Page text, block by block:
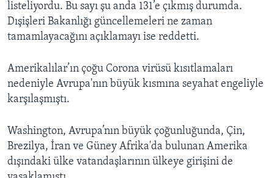
listeliyordu. Bu sayı şu anda 131’e çıkmış durumda.
Dışişleri Bakanlığı güncellemeleri ne zaman
tamamlayacağını açıklamayı ise reddetti.
Amerikalılar’ın çoğu Corona virüsü kısıtlamaları
nedeniyle Avrupa'nın büyük kısmına seyahat engeliyle
karşılaşmıştı.
Washington, Avrupa’nın büyük çoğunluğunda, Çin,
Brezilya, İran ve Güney Afrika'da bulunan Amerika
dışındaki ülke vatandaşlarının ülkeye girişini de